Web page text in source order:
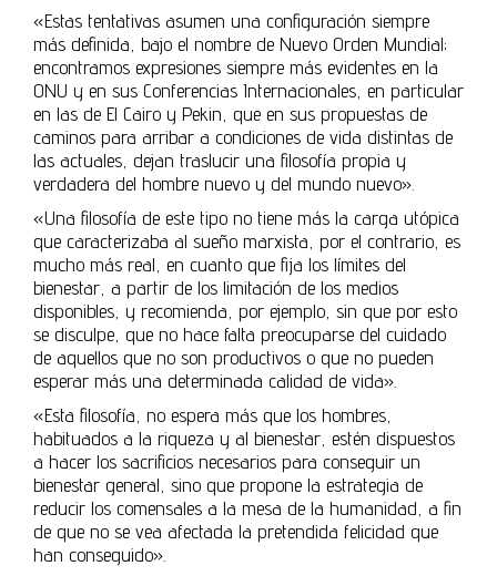
«Estas tentativas asumen una configuración siempre
más definida, bajo el nombre de Nuevo Orden Mundial;
encontramos expresiones siempre más evidentes en la
ONU y en sus Conferencias Internacionales, en particular
en las de El Cairo y Pekin, que en sus propuestas de
caminos para arribar a condiciones de vida distintas de
las actuales, dejan traslucir una filosofía propia y
verdadera del hombre nuevo y del mundo nuevo».
«Una filosofía de este tipo no tiene más la carga utópica
que caracterizaba al sueño marxista, por el contrario, es
mucho más real, en cuanto que fija los límites del
bienestar, a partir de los limitación de los medios
disponibles, y recomienda, por ejemplo, sin que por esto
se disculpe, que no hace falta preocuparse del cuidado
de aquellos que no son productivos o que no pueden
esperar más una determinada calidad de vida».
«Esta filosofía, no espera más que los hombres,
habituados a la riqueza y al bienestar, estén dispuestos
a hacer los sacrificios necesarios para conseguir un
bienestar general, sino que propone la estrategia de
reducir los comensales a la mesa de la humanidad, a fin
de que no se vea afectada la pretendida felicidad que
han conseguido».